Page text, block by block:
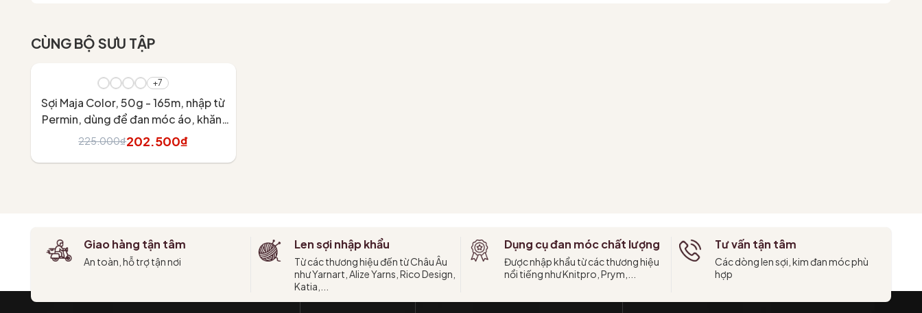
CÙNG BỘ SƯU TẬP
+7
Sợi Maja Color, 50g - 165m, nhập từ
Permin, dùng để đan móc áo, khăn,
váy
225.000₫202.500₫
Giao hàng tận tâm
An toàn, hỗ trợ tận nơi
Len sợi nhập khẩu
Từ các thương hiệu đến từ Châu Âu
như Yarnart, Alize Yarns, Rico Design,
Katia,...
Dụng cụ đan móc chất lượng
Được nhập khẩu từ các thương hiệu
nổi tiếng như Knitpro, Prym,...
Tư vấn tận tâm
Các dòng len sợi, kim đan móc phù
hợp